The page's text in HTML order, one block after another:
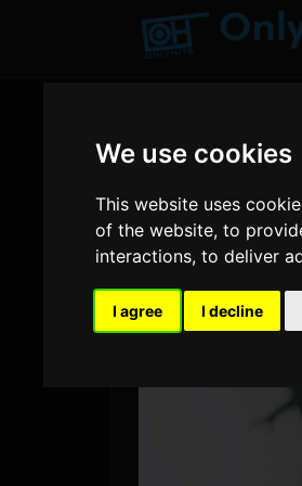
We use cookies
This website uses
of the website,to
interactions,to deliver
I agree I decline